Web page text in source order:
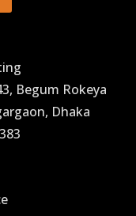
Begum Rokeya
Dhaka